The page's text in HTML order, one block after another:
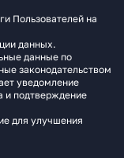
Пользователей на
данных.
данные по
законодательством
уведомление
и подтверждение
для улучшения